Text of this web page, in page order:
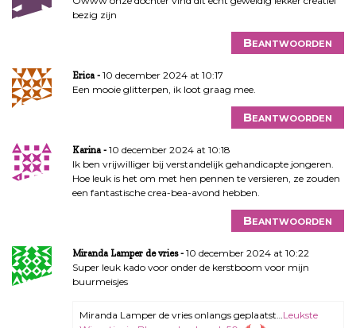
bezig zijn
Beantwoorden
Erica
10 december 2024 at 10:17
Een mooie glitterpen, ik loot graag mee.
Beantwoorden
Karina
10 december 2024 at 10:18
Ik ben vrijwilliger bij verstandelijk gehandicapte jongeren.
Hoe leuk is het om met hen pennen te versieren, ze zouden
een fantastische crea-bea-avond hebben.
Beantwoorden
Miranda Lamper de vries
10 december 2024 at 10:22
Super leuk kado voor onder de kerstboom voor mijn
buurmeisjes
Miranda Lamper de vries onlangs geplaatst… Leukste